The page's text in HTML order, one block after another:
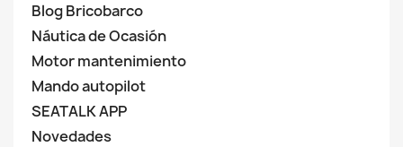
Blog Bricobarco
Náutica de Ocasión
Motor mantenimiento
Mando autopilot
SEATALK APP
Novedades